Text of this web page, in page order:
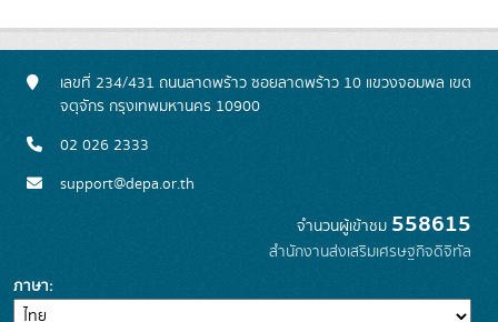
เลขที่ 234/431 ถนนลาดพร้าว ซอยลาดพร้าว 10 แขวงจอมพล เขต
จตุจักร กรุงเทพมหานคร 10900
02 026 2333
support@depa.or.th
จำนวนผู้เข้าชม 558615
สำนักงานส่งเสริมเศรษฐกิจดิจิทัล
ภาษา